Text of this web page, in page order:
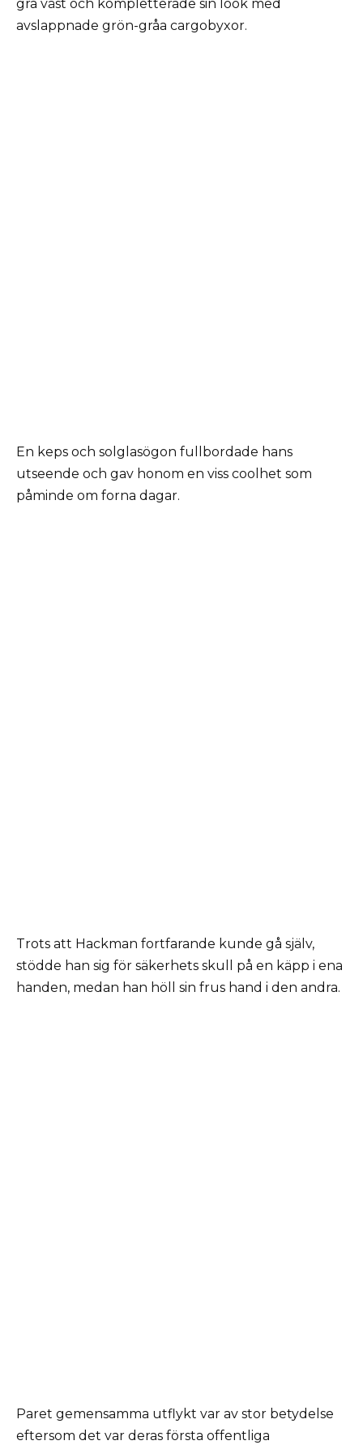
grå väst och kompletterade sin look med
avslappnade grön-gråa cargobyxor.
En keps och solglasögon fullbordade hans
utseende och gav honom en viss coolhet som
påminde om forna dagar.
Trots att Hackman fortfarande kunde gå själv,
stödde han sig för säkerhets skull på en käpp i ena
handen, medan han höll sin frus hand i den andra.
Paret gemensamma utflykt var av stor betydelse
eftersom det var deras första offentliga